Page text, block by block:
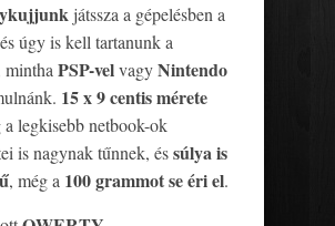
játssza a gépelésben a
úgy is kell tartanunk a
minthaPSP-velvagyNintendo
15 x 9 centis mérete
a legkisebb netbook-ok
is nagynak tűnnek, éssúlya is
, még a 100 grammot se éri el.